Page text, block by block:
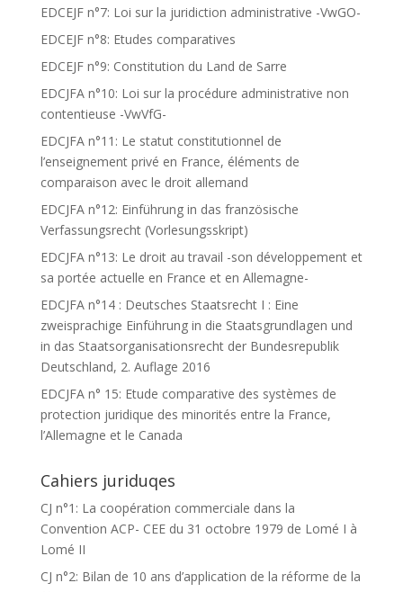
EDCEJF n°7: Loi sur la juridiction administrative -VwGO-
EDCEJF n°8: Etudes comparatives
EDCEJF n°9: Constitution du Land de Sarre
EDCJFA n°10: Loi sur la procédure administrative non
contentieuse -VwVfG-
EDCJFA n°11: Le statut constitutionnel de
l’enseignement privé en France, éléments de
comparaison avec le droit allemand
EDCJFA n°12: Einführung in das französische
Verfassungsrecht (Vorlesungsskript)
EDCJFA n°13: Le droit au travail -son développement et
sa portée actuelle en France et en Allemagne-
EDCJFA n°14 : Deutsches Staatsrecht I : Eine
zweisprachige Einführung in die Staatsgrundlagen und
in das Staatsorganisationsrecht der Bundesrepublik
Deutschland, 2. Auflage 2016
EDCJFA n° 15: Etude comparative des systèmes de
protection juridique des minorités entre la France,
l’Allemagne et le Canada
Cahiers juriduqes
CJ n°1: La coopération commerciale dans la
Convention ACP- CEE du 31 octobre 1979 de Lomé I à
Lomé II
CJ n°2: Bilan de 10 ans d’application de la réforme de la